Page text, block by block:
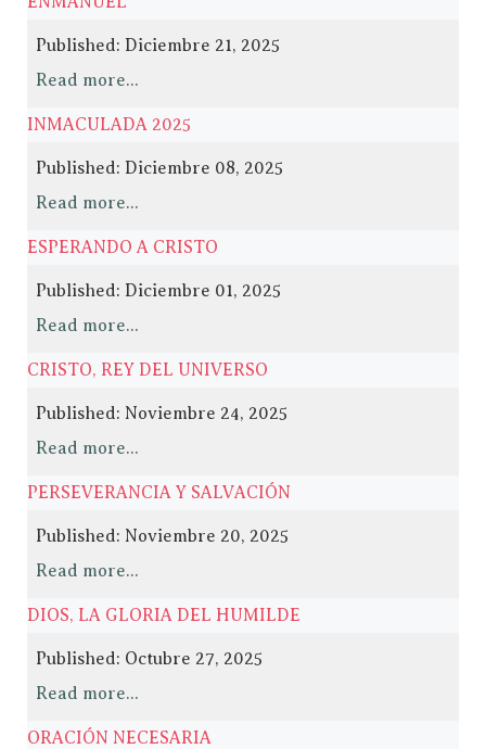
Published: Diciembre 21, 2025
Read more...
INMACULADA 2025
Published: Diciembre 08, 2025
Read more...
ESPERANDO A CRISTO
Published: Diciembre 01, 2025
Read more...
CRISTO, REY DEL UNIVERSO
Published: Noviembre 24, 2025
Read more...
PERSEVERANCIA Y SALVACIÓN
Published: Noviembre 20, 2025
Read more...
DIOS, LA GLORIA DEL HUMILDE
Published: Octubre 27, 2025
Read more...
ORACIÓN NECESARIA